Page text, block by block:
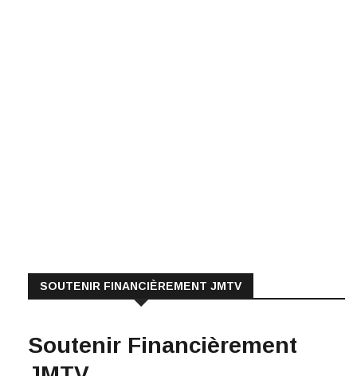
SOUTENIR FINANCIÈREMENT JMTV
Soutenir Financièrement